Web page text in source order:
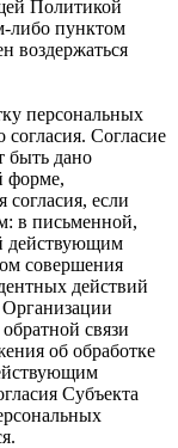
Политикой
либо пунктом
воздержаться
персональных
Согласие
быть дано
форме,
если
в письменной,
действующим
совершения
действий
Организации
связи
об обработке
Субъекта